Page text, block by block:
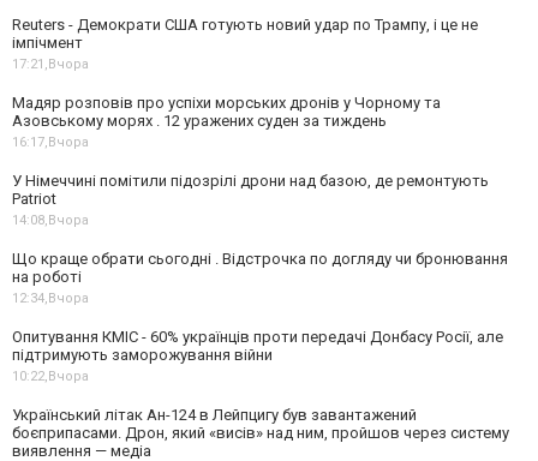
Reuters - Демократи США готують новий удар по Трампу, і це не
імпічмент
17:21,Вчора
Мадяр розповів про успіхи морських дронів у Чорному та
Азовському морях . 12 уражених суден за тиждень
16:17,Вчора
У Німеччині помітили підозрілі дрони над базою, де ремонтують
Patriot
14:08,Вчора
Що краще обрати сьогодні . Відстрочка по догляду чи бронювання
на роботі
12:34,Вчора
Опитування КМІС - 60% українців проти передачі Донбасу Росії, але
підтримують заморожування війни
10:22,Вчора
Український літак Ан-124 в Лейпцигу був завантажений
боєприпасами. Дрон, який «висів» над ним, пройшов через систему
виявлення — медіа